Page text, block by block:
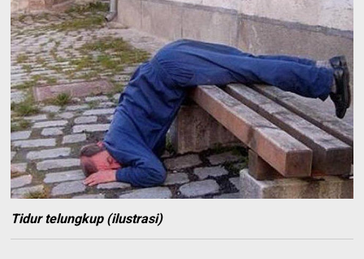
Tidur telungkup (ilustrasi)